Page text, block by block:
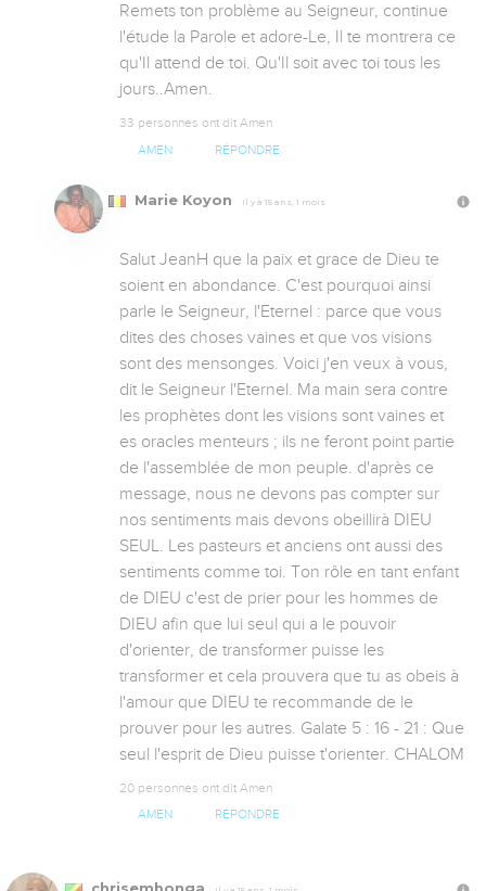
Remets ton problème au Seigneur, continue
l'étude la Parole et adore-Le, Il te montrera ce
qu'Il attend de toi. Qu'Il soit avec toi tous les
jours..Amen.
33 personnes ont dit Amen
AMEN RÉPONDRE
Marie Koyon Il y a 15 ans, 1 mois
Salut JeanH que la paix et grace de Dieu te
soient en abondance. C'est pourquoi ainsi
parle le Seigneur, l'Eternel : parce que vous
dites des choses vaines et que vos visions
sont des mensonges. Voici j'en veux à vous,
dit le Seigneur l'Eternel. Ma main sera contre
les prophètes dont les visions sont vaines et
es oracles menteurs ; ils ne feront point partie
de l'assemblée de mon peuple. d'après ce
message, nous ne devons pas compter sur
nos sentiments mais devons obeillirà DIEU
SEUL. Les pasteurs et anciens ont aussi des
sentiments comme toi. Ton rôle en tant enfant
de DIEU c'est de prier pour les hommes de
DIEU afin que lui seul qui a le pouvoir
d'orienter, de transformer puisse les
transformer et cela prouvera que tu as obeis à
l'amour que DIEU te recommande de le
prouver pour les autres. Galate 5 : 16 - 21 : Que
seul l'esprit de Dieu puisse t'orienter. CHALOM
20 personnes ont dit Amen
AMEN RÉPONDRE